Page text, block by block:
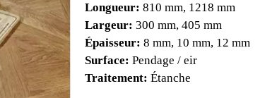
Longueur: 810 mm, 1218 mm
Largeur: 300 mm, 405 mm
Épaisseur: 8 mm, 10 mm, 12 mm
Surface: Pendage / eir
Traitement: Étanche